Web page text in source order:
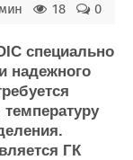
0
18
специально
надежного
ГК